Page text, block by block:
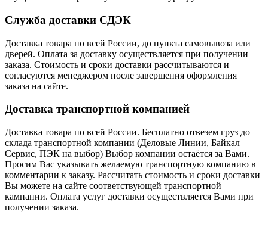
Служба доставки СДЭК
Доставка товара по всей России, до пункта самовывоза или
дверей. Оплата за доставку осуществляется при получении
заказа. Стоимость и сроки доставки рассчитываются и
согласуются менеджером после завершения оформления
заказа на сайте.
Доставка транспортной компанией
Доставка товара по всей России. Бесплатно отвезем груз до
склада транспортной компании (Деловые Линии, Байкал
Сервис, ПЭК на выбор) Выбор компании остаётся за Вами.
Просим Вас указывать желаемую транспортную компанию в
комментарии к заказу. Рассчитать стоимость и сроки доставки
Вы можете на сайте соответствующей транспортной
кампании. Оплата услуг доставки осуществляется Вами при
получении заказа.